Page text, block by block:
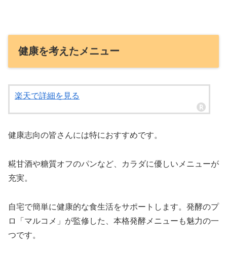
健康を考えたメニュー
楽天で詳細を見る
健康志向の皆さんには特におすすめです。
糀甘酒や糖質オフのパンなど、カラダに優しいメニューが
充実。
自宅で簡単に健康的な食生活をサポートします。発酵のプ
ロ「マルコメ」が監修した、本格発酵メニューも魅力の一
つです。